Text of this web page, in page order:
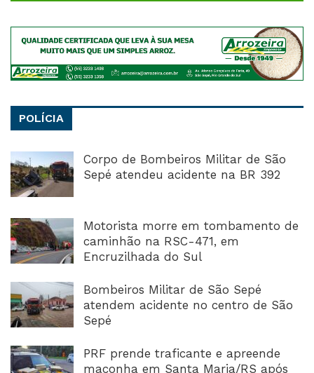
POLÍCIA
Corpo de Bombeiros Militar de São
Sepé atendeu acidente na BR 392
Motorista morre em tombamento de
caminhão na RSC-471, em
Encruzilhada do Sul
Bombeiros Militar de São Sepé
atendem acidente no centro de São
Sepé
PRF prende traficante e apreende
maconha em Santa Maria/RS após